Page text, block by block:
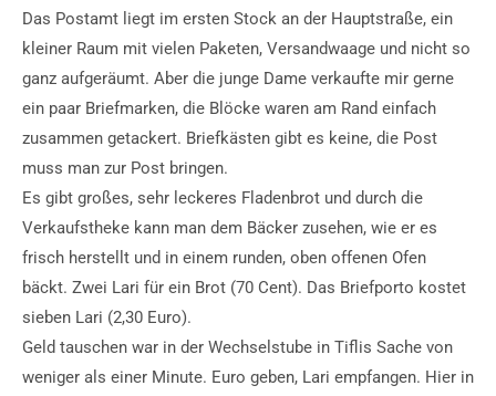
Das Postamt liegt im ersten Stock an der Hauptstraße, ein
kleiner Raum mit vielen Paketen, Versandwaage und nicht so
ganz aufgeräumt. Aber die junge Dame verkaufte mir gerne
ein paar Briefmarken, die Blöcke waren am Rand einfach
zusammen getackert. Briefkästen gibt es keine, die Post
muss man zur Post bringen.
Es gibt großes, sehr leckeres Fladenbrot und durch die
Verkaufstheke kann man dem Bäcker zusehen, wie er es
frisch herstellt und in einem runden, oben offenen Ofen
bäckt. Zwei Lari für ein Brot (70 Cent). Das Briefporto kostet
sieben Lari (2,30 Euro).
Geld tauschen war in der Wechselstube in Tiflis Sache von
weniger als einer Minute. Euro geben, Lari empfangen. Hier in